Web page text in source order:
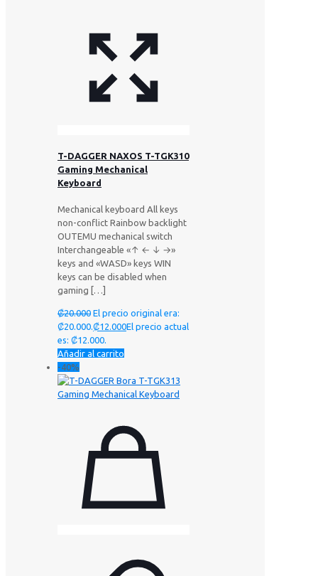
T-DAGGER NAXOS T-TGK310
Gaming Mechanical
Keyboard
Mechanical keyboard All keys
non-conflict Rainbow backlight
OUTEMU mechanical switch
Interchangeable «↑ ← ↓ →»
keys and «WASD» keys WIN
keys can be disabled when
gaming […]
₡20.000 El precio original era:
₡20.000. ₡12.000El precio actual
es: ₡12.000.
Añadir al carrito
-40%